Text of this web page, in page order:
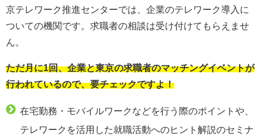
京テレワーク推進センターでは、企業のテレワーク導入に
ついての機関です。求職者の相談は受け付けてもらえませ
ん。
ただ月に1回、企業と東京の求職者のマッチングイベントが
行われているので、要チェックですよ！
在宅勤務・モバイルワークなどを行う際のポイントや、
テレワークを活用した就職活動へのヒント解説のセミナ